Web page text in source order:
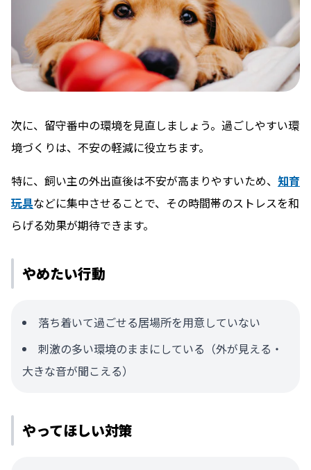
次に、留守番中の環境を見直しましょう。過ごしやすい環
境づくりは、不安の軽減に役立ちます。
特に、飼い主の外出直後は不安が高まりやすいため、 知育
玩具などに集中させることで、その時間帯のストレスを和
らげる効果が期待できます。
やめたい行動
落ち着いて過ごせる居場所を用意していない
刺激の多い環境のままにしている（外が見える・
大きな音が聞こえる）
やってほしい対策